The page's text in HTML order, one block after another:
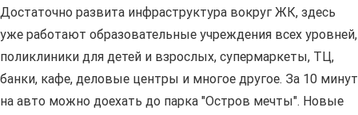
Достаточно развита инфраструктура вокруг ЖК, здесь
уже работают образовательные учреждения всех уровней,
поликлиники для детей и взрослых, супермаркеты, ТЦ,
банки, кафе, деловые центры и многое другое. За 10 минут
на авто можно доехать до парка "Остров мечты". Новые